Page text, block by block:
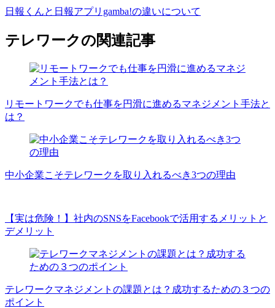
日報くんと日報アプリgamba!の違いについて
テレワークの関連記事
リモートワークでも仕事を円滑に進めるマネジメント手法と
は？
中小企業こそテレワークを取り入れるべき3つの理由
【実は危険！】社内のSNSをFacebookで活用するメリットと
デメリット
テレワークマネジメントの課題とは？成功するための３つの
ポイント